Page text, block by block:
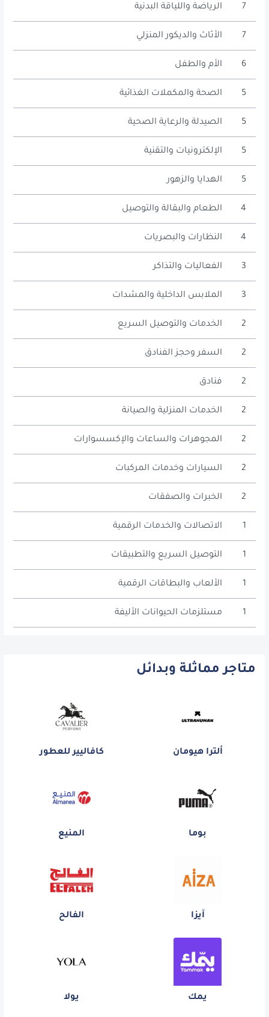
الرياضة واللياقة البدنية
الأثاث والديكور المنزلي
الأم والطفل 6
الصحة والمكملات الغذائية 5
الصيدلة والرعاية الصحية 5
الإلكترونيات والتقنية 5
الهدايا والزهور 5
الطعام والبقالة والتوصيل 4
النظارات والبصريات 4
الفعاليات والتذاكر 3
الملابس الداخلية والمشدات 3
الخدمات والتوصيل السريع 2
السفر وحجز الفنادق 2
فنادق 2
الخدمات المنزلية والصيانة 2
المجوهرات والساعات والإكسسوارات 2
السيارات وخدمات المركبات 2
الخبرات والصفقات 2
الاتصالات والخدمات الرقمية
التوصيل السريع والتطبيقات
الألعاب والبطاقات الرقمية
مستلزمات الحيوانات الأليفة
متاجر مماثلة وبدائل
ألترا هيومان كافاليير للعطور
بوما المنيع
آيزا الفالح
يمك يولا